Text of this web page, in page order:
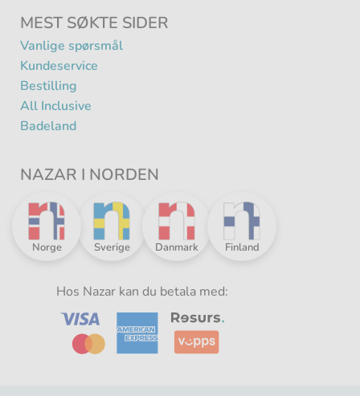
MEST SØKTE SIDER
Vanlige spørsmål
Kundeservice
Bestilling
All Inclusive
Badeland
NAZAR I NORDEN
Nazar
-
Sverige
Nazar
-
Danmark
Nazar
-
Finland
Nazar
Norge
Hos Nazar kan du betala med: